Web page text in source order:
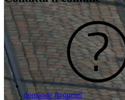
domande frequenti